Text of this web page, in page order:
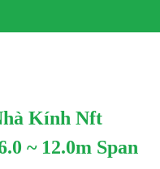
Kính Nft
~ 12.0m Span